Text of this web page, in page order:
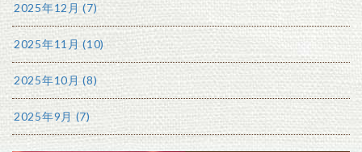
2025年12月 (7)
2025年11月 (10)
2025年10月 (8)
2025年9月 (7)